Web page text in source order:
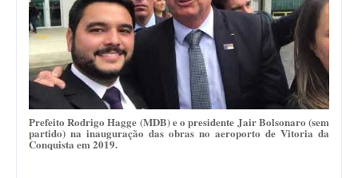
Prefeito Rodrigo Hagge (MDB) e o presidente Jair Bolsonaro (sem
partido) na inauguração das obras no aeroporto de Vitoria da
Conquista em 2019.